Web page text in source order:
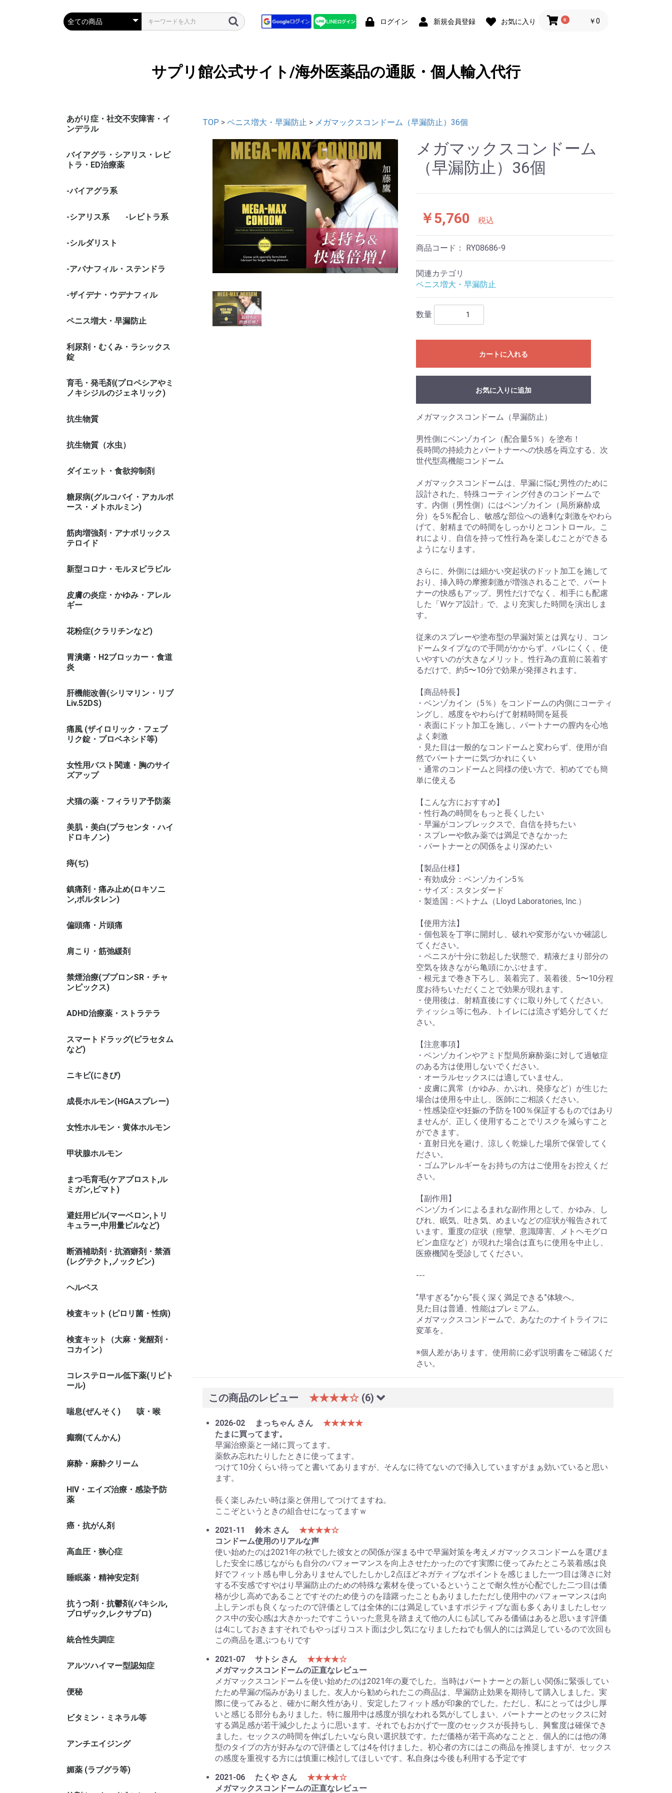
ログイン 新規会員登録 お気に入り 0 ￥0
サプリ館公式サイト/海外医薬品の通販・個人輸入代行
あがり症・社交不安障害・イ
ンデラル
バイアグラ・シアリス・レビ
トラ・ED治療薬
-バイアグラ系
-シアリス系 -レビトラ系
-シルダリスト
-アバナフィル・ステンドラ
-ザイデナ・ウデナフィル
ペニス増大・早漏防止
利尿剤・むくみ・ラシックス
錠
育毛・発毛剤(プロペシアやミ
ノキシジルのジェネリック)
抗生物質
抗生物質（水虫）
ダイエット・食欲抑制剤
糖尿病(グルコバイ・アカルボ
ース・メトホルミン)
筋肉増強剤・アナボリックス
テロイド
新型コロナ・モルヌピラビル
皮膚の炎症・かゆみ・アレル
ギー
花粉症(クラリチンなど)
胃潰瘍・H2ブロッカー・食道
炎
肝機能改善(シリマリン・リブ
Liv.52DS)
痛風 (ザイロリック・フェブ
リク錠・プロベネシド等)
女性用バスト関連・胸のサイ
ズアップ
犬猫の薬・フィラリア予防薬
美肌・美白(プラセンタ・ハイ
ドロキノン)
痔(ぢ)
鎮痛剤・痛み止め(ロキソニ
ン,ボルタレン)
偏頭痛・片頭痛
肩こり・筋弛緩剤
禁煙治療(ブプロンSR・チャ
ンピックス)
ADHD治療薬・ストラテラ
スマートドラッグ(ピラセタム
など)
ニキビ(にきび)
成長ホルモン(HGAスプレー)
女性ホルモン・黄体ホルモン
甲状腺ホルモン
まつ毛育毛(ケアプロスト,ル
ミガン,ビマト)
避妊用ピル(マーベロン,トリ
キュラー,中用量ピルなど)
断酒補助剤・抗酒癖剤・禁酒
(レグテクト,ノックビン)
ヘルペス
検査キット (ピロリ菌・性病)
検査キット（大麻・覚醒剤・
コカイン）
コレステロール低下薬(リピト
ール)
喘息(ぜんそく) 咳・喉
癲癇(てんかん)
麻酔・麻酔クリーム
HIV・エイズ治療・感染予防
薬
癌・抗がん剤
高血圧・狭心症
睡眠薬・精神安定剤
抗うつ剤・抗鬱剤(パキシル,
プロザック,レクサプロ)
統合性失調症
アルツハイマー型認知症
便秘
ビタミン・ミネラル等
アンチエイジング
媚薬 (ラブグラ等)
TOP > ペニス増大・早漏防止 > メガマックスコンドーム（早漏防止）36個
メガマックスコンドーム
（早漏防止）36個
￥5,760 税込
商品コード： RY08686-9
関連カテゴリ
ペニス増大・早漏防止
数量
カートに入れる
お気に入りに追加
メガマックスコンドーム（早漏防止）
男性側にベンゾカイン（配合量5％）を塗布！
長時間の持続力とパートナーへの快感を両立する、次
世代型高機能コンドーム
メガマックスコンドームは、早漏に悩む男性のために
設計された、特殊コーティング付きのコンドームで
す。内側（男性側）にはベンゾカイン（局所麻酔成
分）を5％配合し、敏感な部位への過剰な刺激をやわら
げて、射精までの時間をしっかりとコントロール。こ
れにより、自信を持って性行為を楽しむことができる
ようになります。
さらに、外側には細かい突起状のドット加工を施して
おり、挿入時の摩擦刺激が増強されることで、パート
ナーの快感もアップ。男性だけでなく、相手にも配慮
した「Wケア設計」で、より充実した時間を演出しま
す。
従来のスプレーや塗布型の早漏対策とは異なり、コン
ドームタイプなので手間がかからず、バレにくく、使
いやすいのが大きなメリット。性行為の直前に装着す
るだけで、約5〜10分で効果が発揮されます。
【商品特長】
・ベンゾカイン（5％）をコンドームの内側にコーティ
ングし、感度をやわらげて射精時間を延長
・表面にドット加工を施し、パートナーの膣内を心地
よく刺激
・見た目は一般的なコンドームと変わらず、使用が自
然でパートナーに気づかれにくい
・通常のコンドームと同様の使い方で、初めてでも簡
単に使える
【こんな方におすすめ】
・性行為の時間をもっと長くしたい
・早漏がコンプレックスで、自信を持ちたい
・スプレーや飲み薬では満足できなかった
・パートナーとの関係をより深めたい
【製品仕様】
・有効成分：ベンゾカイン5％
・サイズ：スタンダード
・製造国：ベトナム（Lloyd Laboratories, Inc.）
【使用方法】
・個包装を丁寧に開封し、破れや変形がないか確認し
てください。
・ペニスが十分に勃起した状態で、精液だまり部分の
空気を抜きながら亀頭にかぶせます。
・根元まで巻き下ろし、装着完了。装着後、5〜10分程
度お待ちいただくことで効果が現れます。
・使用後は、射精直後にすぐに取り外してください。
ティッシュ等に包み、トイレには流さず処分してくだ
さい。
【注意事項】
・ベンゾカインやアミド型局所麻酔薬に対して過敏症
のある方は使用しないでください。
・オーラルセックスには適していません。
・皮膚に異常（かゆみ、かぶれ、発疹など）が生じた
場合は使用を中止し、医師にご相談ください。
・性感染症や妊娠の予防を100％保証するものではあり
ませんが、正しく使用することでリスクを減らすこと
ができます。
・直射日光を避け、涼しく乾燥した場所で保管してく
ださい。
・ゴムアレルギーをお持ちの方はご使用をお控えくだ
さい。
【副作用】
ベンゾカインによるまれな副作用として、かゆみ、し
びれ、眠気、吐き気、めまいなどの症状が報告されて
います。重度の症状（痙攣、意識障害、メトヘモグロ
ビン血症など）が現れた場合は直ちに使用を中止し、
医療機関を受診してください。
---
“早すぎる”から“長く深く満足できる”体験へ。
見た目は普通、性能はプレミアム。
メガマックスコンドームで、あなたのナイトライフに
変革を。
※個人差があります。使用前に必ず説明書をご確認くだ
さい。
この商品のレビュー ★★★★☆ (6)
2026-02 まっちゃん さん
★★★★★
たまに買ってます。
早漏治療薬と一緒に買ってます。
薬飲み忘れたりしたときに使ってます。
つけて10分くらい待ってと書いてありますが、そんなに待てないので挿入していますがまぁ効いていると思い
ます。
長く楽しみたい時は薬と併用してつけてますね。
ここぞというときの組合せになってますｗ
2021-11
鈴木 さん
★★★★☆
コンドーム使用のリアルな声
使い始めたのは2021年の秋でした彼女との関係が深まる中で早漏対策を考えメガマックスコンドームを選びま
した安全に感じながらも自分のパフォーマンスを向上させたかったのです実際に使ってみたところ装着感は良
好でフィット感も申し分ありませんでしたしかし2点ほどネガティブなポイントを感じました一つ目は薄さに対
する不安感ですやはり早漏防止のための特殊な素材を使っているということで耐久性が心配でした二つ目は価
格が少し高めであることですそのため使うのを躊躇ったこともありましたただし使用中のパフォーマンスは向
上しテンポも良くなったので評価としては全体的には満足していますポジティブな面も多くありましたしセッ
クス中の安心感は大きかったですこういった意見を踏まえて他の人にも試してみる価値はあると思います評価
は4にしておきますそれでもやっぱりコスト面は少し気になりましたねでも個人的には満足しているので次回も
この商品を選ぶつもりです
2021-07
サトシ さん
★★★★☆
メガマックスコンドームの正直なレビュー
メガマックスコンドームを使い始めたのは2021年の夏でした。当時はパートナーとの新しい関係に緊張してい
たため早漏の悩みがありました。友人から勧められたこの商品は、早漏防止効果を期待して購入しました。実
際に使ってみると、確かに耐久性があり、安定したフィット感が印象的でした。ただし、私にとっては少し厚
いと感じる部分もありました。特に服用中は感度が損なわれる気がしてしまい、パートナーとのセックスに対
する満足感が若干減少したように思います。それでもおかげで一度のセックスが長持ちし、興奮度は確保でき
ました。セックスの時間を伸ばしたいなら良い選択肢です。ただ価格が若干高めなことと、個人的には他の薄
型のタイプの方が好みなので評価としては4を付けました。初心者の方にはこの商品を推奨しますが、セックス
の感度を重視する方には慎重に検討してほしいです。私自身は今後も利用する予定です
2021-06
たくや さん
★★★★☆
メガマックスコンドームの正直なレビュー